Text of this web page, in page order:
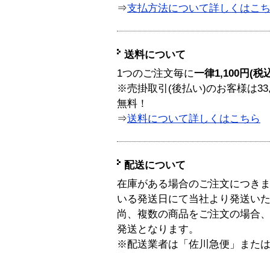
⇒支払方法について詳しくはこ
送料について
1つのご注文毎に一律1,100円(税
※売掛取引(後払い)のお客様は
無料！
⇒送料について詳しくはこちら
配送について
在庫がある場合のご注文につき
いる発送日にて当社より発送い
尚、複数の商品をご注文の場合
発送となります。
※配送業者は「佐川急便」また